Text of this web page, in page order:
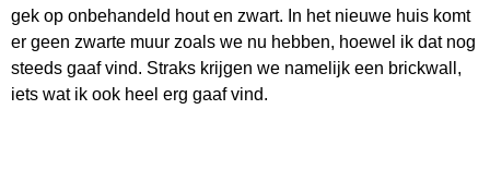
gek op onbehandeld hout en zwart. In het nieuwe huis komt
er geen zwarte muur zoals we nu hebben, hoewel ik dat nog
steeds gaaf vind. Straks krijgen we namelijk een brickwall,
iets wat ik ook heel erg gaaf vind.